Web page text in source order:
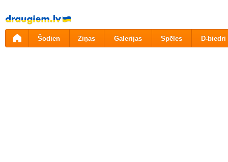
Pāriet
uz
saturu
Šodien Ziņas Galerijas Spēles D-biedri